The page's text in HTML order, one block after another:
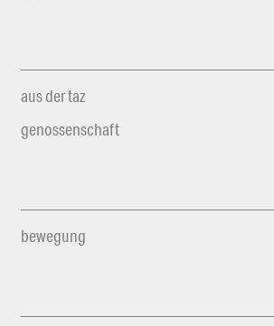
aus der taz
genossenschaft
bewegung